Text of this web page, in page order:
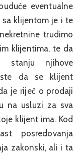
eventualne
sa klijentom je i te
trudimo
klijentima, te da
stanju njihove
da se klijent
je riječ o prodaji
na usluzi za sva
klijent ima. Kod
posredovanja
zakonski, ali i ta